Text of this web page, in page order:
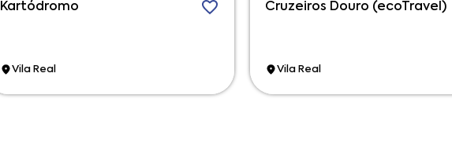
Kartódromo
Vila Real
Cruzeiros Douro (ecoTravel)
Vila Real